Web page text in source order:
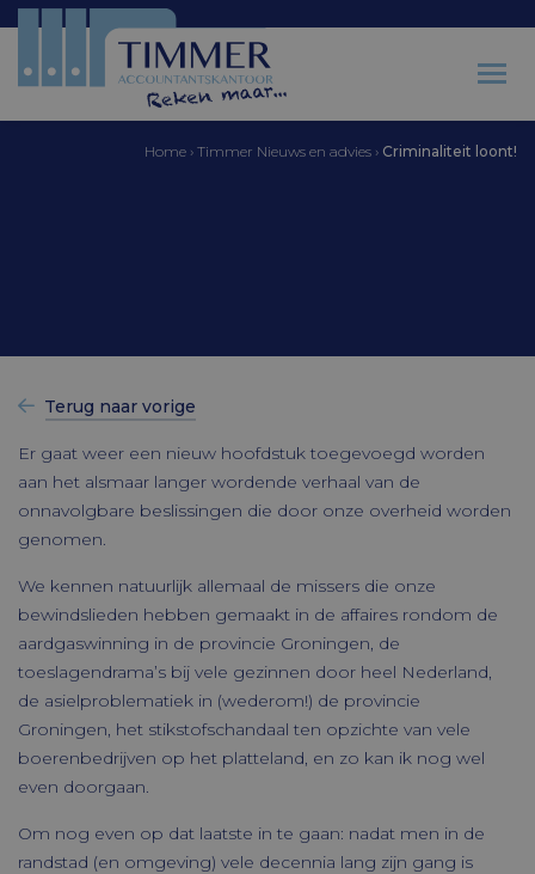
Home › Timmer Nieuws en advies › Criminaliteit loont!
Terug naar vorige
Er gaat weer een nieuw hoofdstuk toegevoegd worden
aan het alsmaar langer wordende verhaal van de
onnavolgbare beslissingen die door onze overheid worden
genomen.
We kennen natuurlijk allemaal de missers die onze
bewindslieden hebben gemaakt in de affaires rondom de
aardgaswinning in de provincie Groningen, de
toeslagendrama’s bij vele gezinnen door heel Nederland,
de asielproblematiek in (wederom!) de provincie
Groningen, het stikstofschandaal ten opzichte van vele
boerenbedrijven op het platteland, en zo kan ik nog wel
even doorgaan.
Om nog even op dat laatste in te gaan: nadat men in de
randstad (en omgeving) vele decennia lang zijn gang is